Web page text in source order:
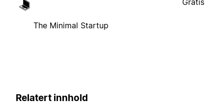
The Minimal Startup
Relatert innhold